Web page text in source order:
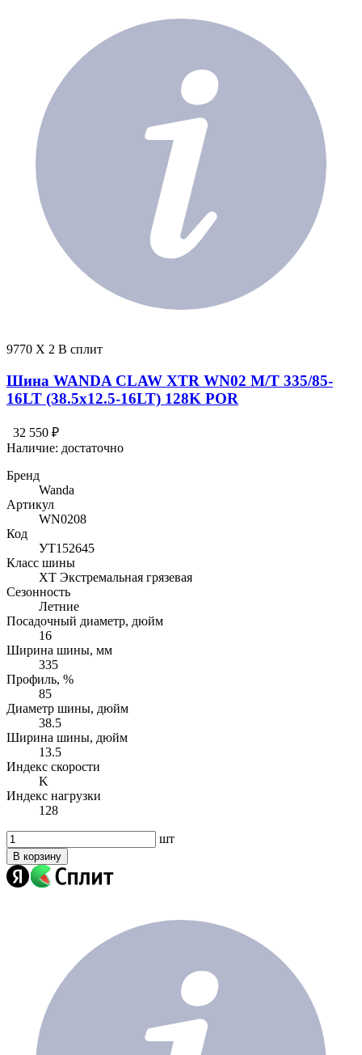
9770 X 2 В сплит
Шина WANDA CLAW XTR WN02 M/T 335/85-
16LT (38.5x12.5-16LT) 128K POR
32 550 ₽
Наличие: достаточно
Бренд
Wanda
Артикул
WN0208
Код
УТ152645
Класс шины
XT Экстремальная грязевая
Сезонность
Летние
Посадочный диаметр, дюйм
16
Ширина шины, мм
335
Профиль, %
85
Диаметр шины, дюйм
38.5
Ширина шины, дюйм
13.5
Индекс скорости
K
Индекс нагрузки
128
шт
В корзину